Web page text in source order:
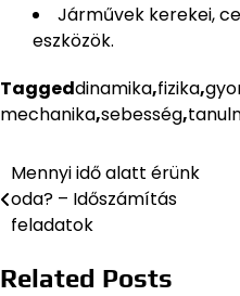
Járművek kerekei,
eszközök.
Taggeddinamika,fizika,
mechanika,sebesség,
Bejegyzés
navigáció
Mennyi idő alatt érünk
oda? – Időszámítás
feladatok
Related Posts